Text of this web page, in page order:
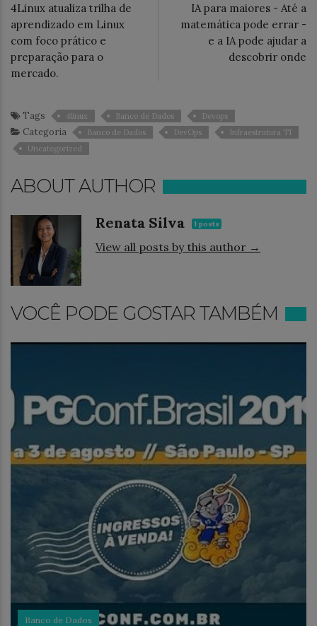
4Linux atualiza trilha de
aprendizado em Linux
com foco prático e
preparação para o
mercado.
IA para maiores - Até a
matemática pode errar -
e a IA pode ajudar a
descobrir onde
Tags 4linux Banco de Dados Devops
Categoria Banco de Dados DevOps
Infraestrutura TI
Uncategorized
ABOUT AUTHOR
Renata Silva 1 posts
View all posts by this author →
VOCÊ PODE GOSTAR TAMBÉM
Banco de Dados